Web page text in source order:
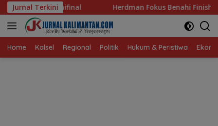
Langsung
ke
konten
Jurnal TerkiniHerdman Fokus Benahi Finishing Jelang Lawan
Home Kalsel Regional Politik Hukum & Peristiwa